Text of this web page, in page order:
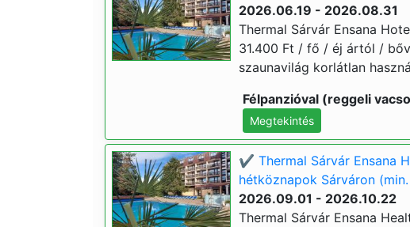
2026.06.19 - 2026.08.31
Thermal Sárvár Ensana
31.400 Ft / fő / éj ártól /
szaunavilág korlátlan
Félpanzióval (reggeli
Megtekintés
✔️ Thermal Sárvár Ensana
hétköznapok Sárváron
2026.09.01 - 2026.10.22
Thermal Sárvár Ensana